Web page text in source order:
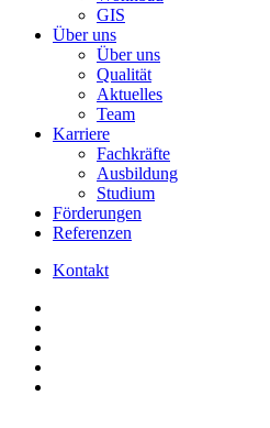
GIS
Über uns
Über uns
Qualität
Aktuelles
Team
Karriere
Fachkräfte
Ausbildung
Studium
Förderungen
Referenzen
Kontakt